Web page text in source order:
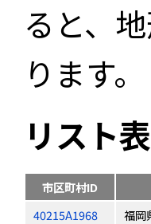
ると、
ります。
リスト
市区町村ID
40215A1968
福岡